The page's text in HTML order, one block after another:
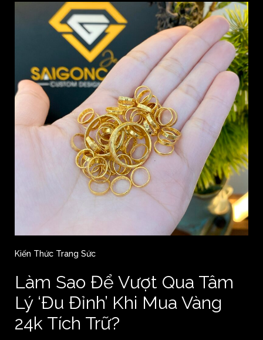
Kiến Thức Trang Sức
Làm Sao Để Vượt Qua Tâm
Lý ‘Đu Đỉnh’ Khi Mua Vàng
24k Tích Trữ?